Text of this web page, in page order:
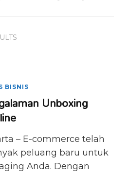
BISNIS
Unboxing
– E-commerce telah
peluang baru untuk
Anda. Dengan